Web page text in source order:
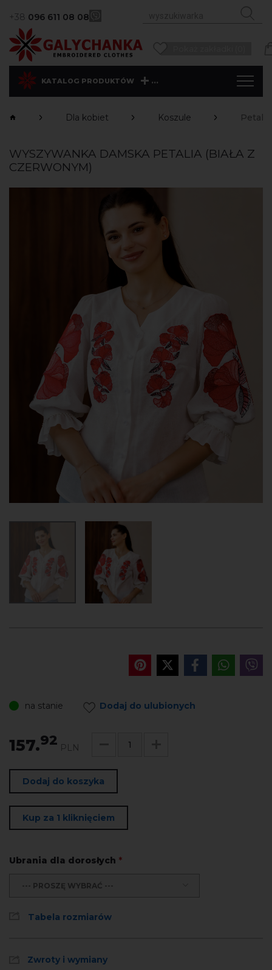
+38 096 611 08 08
KATALOG PRODUKTÓW ...
Dla kobiet Koszule
WYSZYWANKA DAMSKA PETALIA (BIAŁA Z
CZERWONYM)
na stanie Dodaj do ulubionych
157.92 PLN
Dodaj do koszyka
Kup za 1 kliknięciem
Ubrania dla dorosłych *
--- PROSZĘ WYBRAĆ ---
Tabela rozmiarów
Zwroty i wymiany